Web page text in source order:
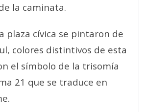
la caminata.
plaza cívica se pintaron de
colores distintivos de esta
el símbolo de la trisomía
21 que se traduce en